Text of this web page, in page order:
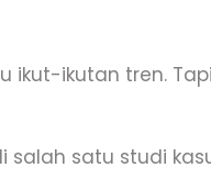
ikut-ikutan tren.
satu studi